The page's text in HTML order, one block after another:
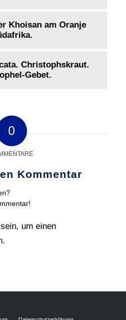
Khoisan am Oranje
Christophskraut.
Gebet.
0
Kommentar
um einen